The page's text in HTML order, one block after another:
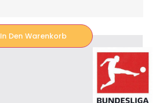
In Den Warenkorb